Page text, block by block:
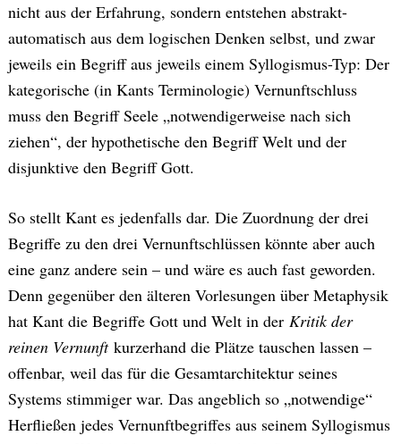
nicht aus der Erfahrung, sondern entstehen abstrakt-
automatisch aus dem logischen Denken selbst, und zwar
jeweils ein Begriff aus jeweils einem Syllogismus-Typ: Der
kategorische (in Kants Terminologie) Vernunftschluss
muss den Begriff Seele „notwendigerweise nach sich
ziehen“, der hypothetische den Begriff Welt und der
disjunktive den Begriff Gott.
So stellt Kant es jedenfalls dar. Die Zuordnung der drei
Begriffe zu den drei Vernunftschlüssen könnte aber auch
eine ganz andere sein – und wäre es auch fast geworden.
Denn gegenüber den älteren Vorlesungen über Metaphysik
hat Kant die Begriffe Gott und Welt in der Kritik der
reinen Vernunftkurzerhand die Plätze tauschen lassen –
offenbar, weil das für die Gesamtarchitektur seines
Systems stimmiger war. Das angeblich so „notwendige“
Herfließen jedes Vernunftbegriffes aus seinem Syllogismus